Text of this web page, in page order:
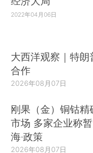
2022年04月06日
大西洋观察｜特朗
合作
2026年08月07日
刚果（金）铜钴精
市场 多家企业称
海·政策
2026年08月07日